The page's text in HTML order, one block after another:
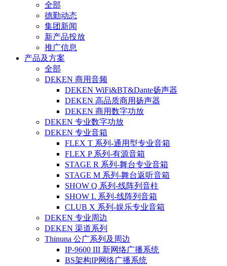
全部
德勤动态
集团新闻
新产品投放
推广信息
产品及方案
全部
DEKEN 商用音频
DEKEN WiFi&BT&Dante扬声器
DEKEN 高品质商用扬声器
DEKEN 商用数字功放
DEKEN 专业数字功放
DEKEN 专业音箱
FLEX T 系列-通用型专业音箱
FLEX P 系列-有源音箱
STAGE R 系列-舞台专业音箱
STAGE M 系列-舞台返听音箱
SHOW Q 系列-线阵列音柱
SHOW L 系列-线阵列音箱
CLUB X 系列-娱乐专业音箱
DEKEN 专业周边
DEKEN 渠道系列
Thinuna 公广系列及周边
IP-9600 III 新网络广播系统
BS架构IP网络广播系统